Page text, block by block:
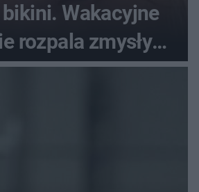
Wakacyjne
rozpala zmysły
fanów